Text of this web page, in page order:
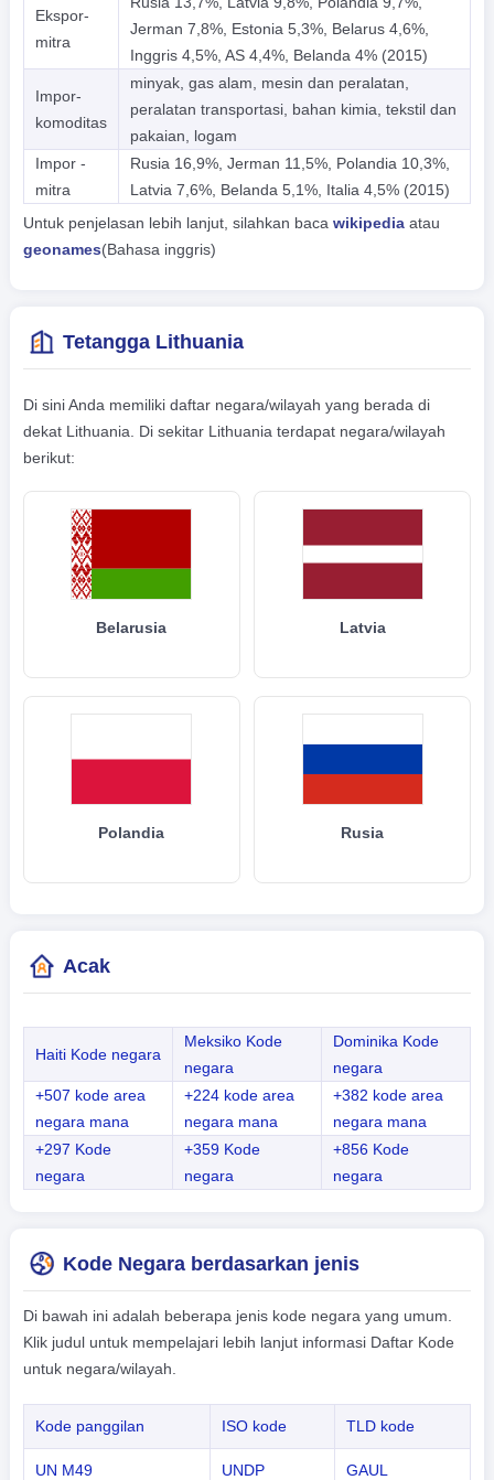
Ekspor-
mitra
Jerman 7,8%, Estonia 5,3%, Belarus 4,6%,
Inggris 4,5%, AS 4,4%, Belanda 4% (2015)
Impor-
komoditas
minyak, gas alam, mesin dan peralatan,
peralatan transportasi, bahan kimia, tekstil dan
pakaian, logam
Impor -
mitra
Rusia 16,9%, Jerman 11,5%, Polandia 10,3%,
Latvia 7,6%, Belanda 5,1%, Italia 4,5% (2015)
Untuk penjelasan lebih lanjut, silahkan baca wikipediaatau
geonames(Bahasa inggris)
Tetangga Lithuania
Di sini Anda memiliki daftar negara/wilayah yang berada di
dekat Lithuania. Di sekitar Lithuania terdapat negara/wilayah
berikut:
Belarusia Latvia
Polandia Rusia
Acak
Haiti Kode negara
Meksiko Kode
negara
Dominika Kode
negara
+507 kode area
negara mana
+224 kode area
negara mana
+382 kode area
negara mana
+297 Kode
negara
+359 Kode
negara
+856 Kode
negara
Kode Negara berdasarkan jenis
Di bawah ini adalah beberapa jenis kode negara yang umum.
Klik judul untuk mempelajari lebih lanjut informasi Daftar Kode
untuk negara/wilayah.
Kode panggilan ISO kode TLD kode
UN M49 UNDP GAUL